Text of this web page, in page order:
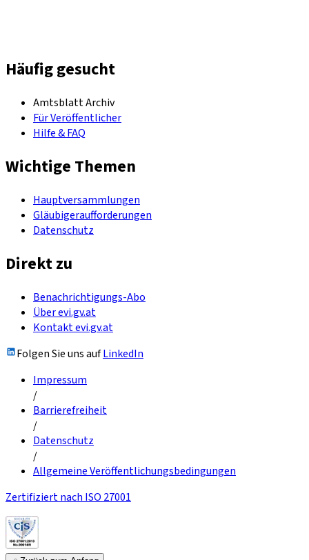
Häufig gesucht
Amtsblatt Archiv
Für Veröffentlicher
Hilfe & FAQ
Wichtige Themen
Hauptversammlungen
Gläubigeraufforderungen
Datenschutz
Direkt zu
Benachrichtigungs-Abo
Über evi.gv.at
Kontakt evi.gv.at
Folgen Sie uns aufLinkedIn
Impressum
/
Barrierefreiheit
/
Datenschutz
/
Allgemeine Veröffentlichungsbedingungen
Zertifiziert nach ISO 27001